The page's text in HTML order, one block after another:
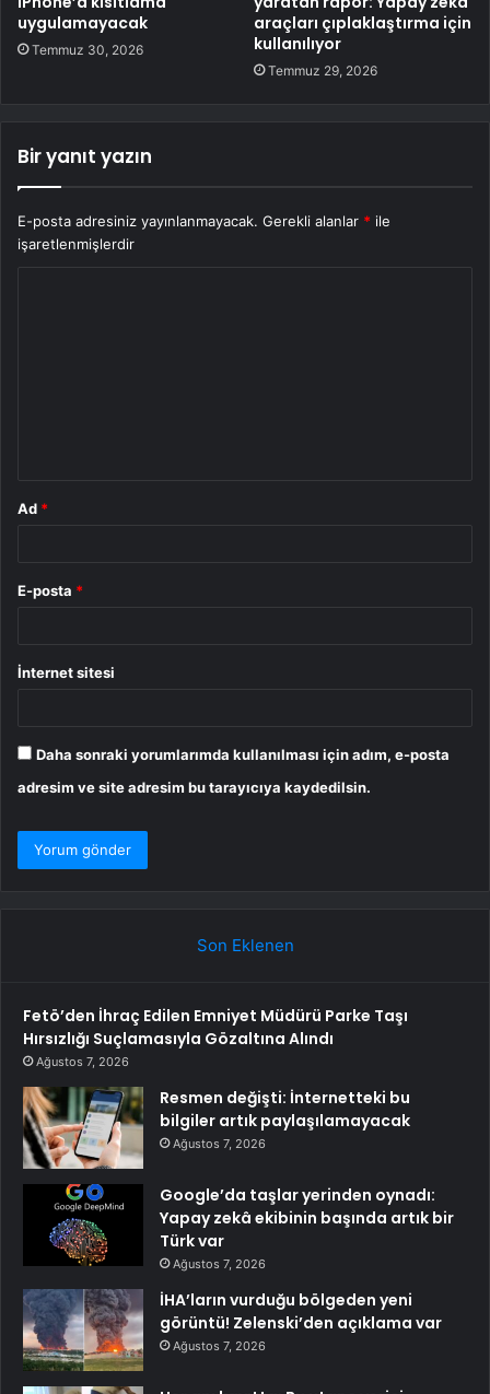
uygulamayacak
Temmuz 30, 2026
araçları çıplaklaştırma için
kullanılıyor
Temmuz 29, 2026
Bir yanıt yazın
E-posta adresiniz yayınlanmayacak. Gerekli alanlar * ile
işaretlenmişlerdir
Ad *
E-posta *
İnternet sitesi
Daha sonraki yorumlarımda kullanılması için adım, e-posta
adresim ve site adresim bu tarayıcıya kaydedilsin.
Son Eklenen
Fetö’den İhraç Edilen Emniyet Müdürü Parke Taşı
Hırsızlığı Suçlamasıyla Gözaltına Alındı
Ağustos 7, 2026
Resmen değişti: İnternetteki bu
bilgiler artık paylaşılamayacak
Ağustos 7, 2026
Google’da taşlar yerinden oynadı:
Yapay zekâ ekibinin başında artık bir
Türk var
Ağustos 7, 2026
İHA’ların vurduğu bölgeden yeni
görüntü! Zelenski’den açıklama var
Ağustos 7, 2026